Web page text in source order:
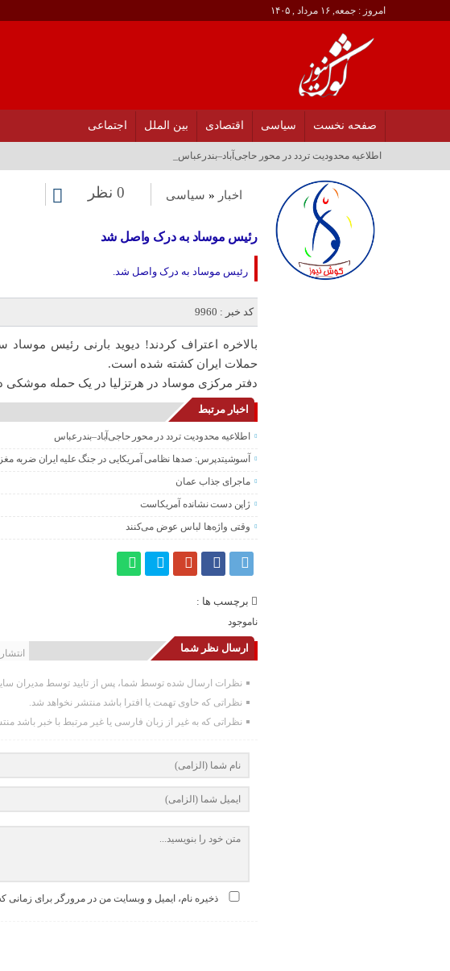
امروز : جمعه, ۱۶ مرداد , ۱۴۰۵
صفحه نخست سیاسی اقتصادی بین الملل اجتماعی
اطلاعیه محدودیت تردد در محور حاجی‌آباد–بندرعباس_
اخبار « سیاسی 0 نظر
رئیس موساد به درک واصل شد
رئیس موساد به درک واصل شد.
کد خبر : 9960
بالاخره اعتراف کردند! دیوید بارنی رئیس موساد
حملات ایران کشته شده است.
دفتر مرکزی موساد در هرتزلیا در یک حمله موشکی
اخبار مرتبط
اطلاعیه محدودیت تردد در محور حاجی‌آباد–بندرعباس
آسوشیتدپرس: صدها نظامی آمریکایی در جنگ علیه ایران ضربه
ماجرای جذاب عمان
ژاپن دست نشانده آمریکاست
وقتی واژه‌ها لباس عوض می‌کنند
برچسب ها :
ناموجود
ارسال نظر شما
نظرات ارسال شده توسط شما، پس از تایید توسط مدیران
نظراتی که حاوی تهمت یا افترا باشد منتشر نخواهد شد.
نظراتی که به غیر از زبان فارسی یا غیر مرتبط با خبر باشد
ذخیره نام، ایمیل و وبسایت من در مرورگر برای زمانی